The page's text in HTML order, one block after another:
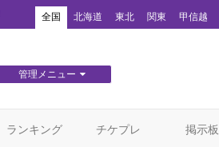
全国 北海道 東北 関東 甲信越
管理メニュー
ランキング チケプレ 掲示板